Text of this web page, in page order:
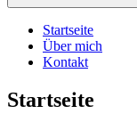
Startseite
Über mich
Kontakt
Startseite